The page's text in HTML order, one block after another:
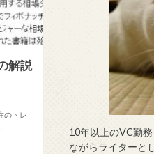
解説
のトレ
10年以上のVC勤
ながらライターと